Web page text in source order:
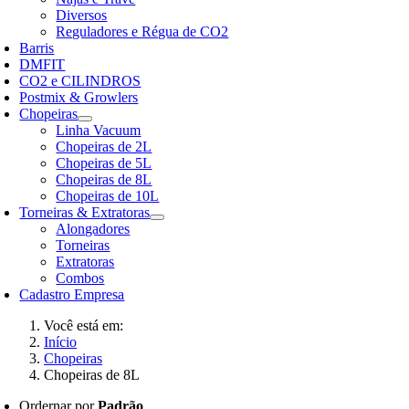
Diversos
Reguladores e Régua de CO2
Barris
DMFIT
CO2 e CILINDROS
Postmix & Growlers
Chopeiras
Linha Vacuum
Chopeiras de 2L
Chopeiras de 5L
Chopeiras de 8L
Chopeiras de 10L
Torneiras & Extratoras
Alongadores
Torneiras
Extratoras
Combos
Cadastro Empresa
Você está em:
Início
Chopeiras
Chopeiras de 8L
Ordernar porPadrão